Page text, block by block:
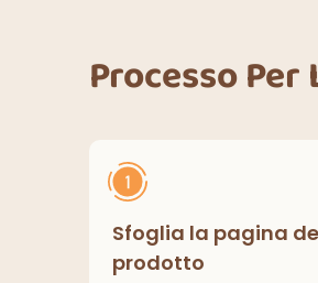
Processo
Sfoglia la pagina
prodotto